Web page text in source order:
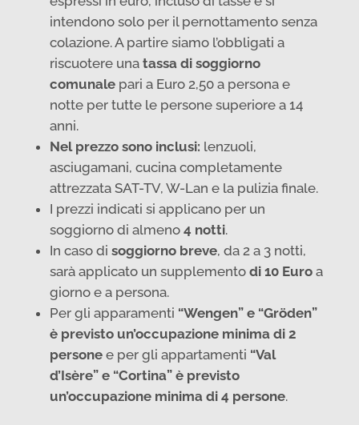
intendono solo per il pernottamento senza
colazione. A partire siamo l’obbligati a
riscuotere unatassa di soggiorno
comunalepari a Euro 2,50 a persona e
notte per tutte le persone superiore a 14
anni.
Nel prezzo sono inclusi: lenzuoli,
asciugamani, cucina completamente
attrezzata SAT-TV, W-Lan e la pulizia finale.
I prezzi indicati si applicano per un
soggiorno di almeno 4 notti.
In caso di soggiorno breve, da 2 a 3 notti,
sarà applicato un supplemento di 10 Euroa
giorno e a persona.
Per gli apparamenti “Wengen” e “Gröden”
è previsto un’occupazione minima di 2
personee per gli appartamenti “Val
d’Isère” e “Cortina” è previsto
un’occupazione minima di 4 persone.